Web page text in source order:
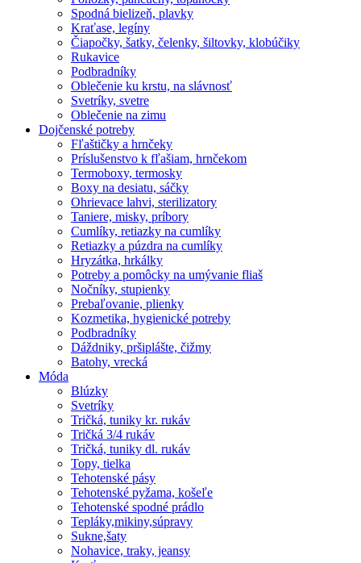
Spodná bielizeň, plavky
Kraťase, legíny
Čiapočky, šatky, čelenky, šiltovky, klobúčiky
Rukavice
Podbradníky
Oblečenie ku krstu, na slávnosť
Svetríky, svetre
Oblečenie na zimu
Dojčenské potreby
Fľaštičky a hrnčeky
Príslušenstvo k fľašiam, hrnčekom
Termoboxy, termosky
Boxy na desiatu, sáčky
Ohrievace lahvi, sterilizatory
Taniere, misky, príbory
Cumlíky, retiazky na cumlíky
Retiazky a púzdra na cumlíky
Hryzátka, hrkálky
Potreby a pomôcky na umývanie fliaš
Nočníky, stupienky
Prebaľovanie, plienky
Kozmetika, hygienické potreby
Podbradníky
Dáždniky, pršiplášte, čižmy
Batohy, vrecká
Móda
Blúzky
Svetríky
Tričká, tuniky kr. rukáv
Tričká 3/4 rukáv
Tričká, tuniky dl. rukáv
Topy, tielka
Tehotenské pásy
Tehotenské pyžama, košeľe
Tehotenské spodné prádlo
Tepláky,mikiny,súpravy
Sukne,šaty
Nohavice, traky, jeansy